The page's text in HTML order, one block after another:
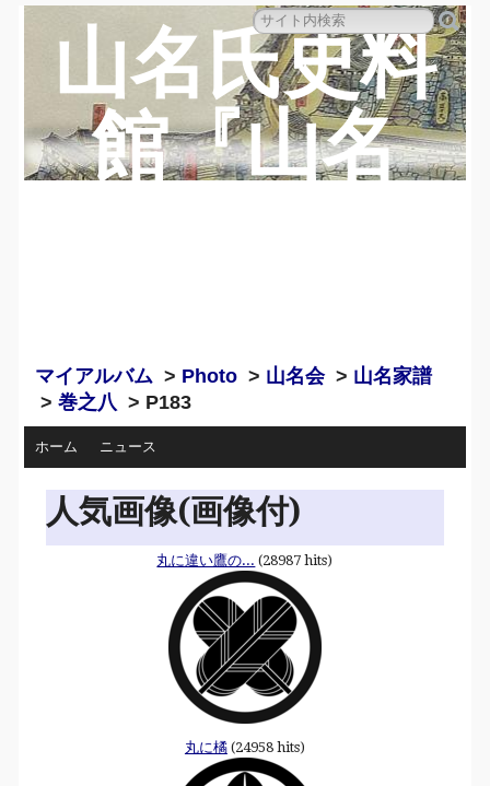
山名氏史料
館『山名
マイアルバム > Photo > 山名会> 山名家譜
>巻之八 > P183
ホーム ニュース
人気画像(画像付)
丸に違い鷹の... (28987 hits)
丸に橘(24958 hits)